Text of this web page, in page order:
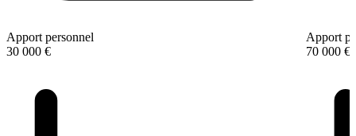
Apport personnel
30 000 €
Apport
70 000 €